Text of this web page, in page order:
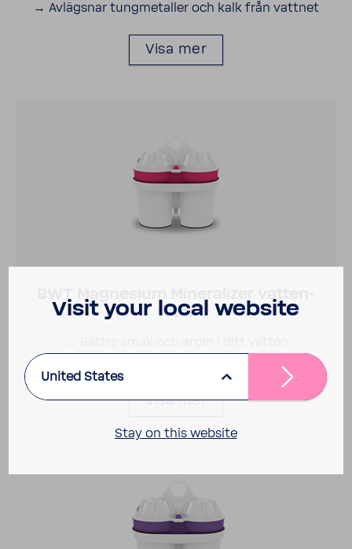
→ Avlägsnar tungme­taller och kalk från vattnet
Visa mer
filter
Visa mer
Visit your local website
United States
Stay on this website